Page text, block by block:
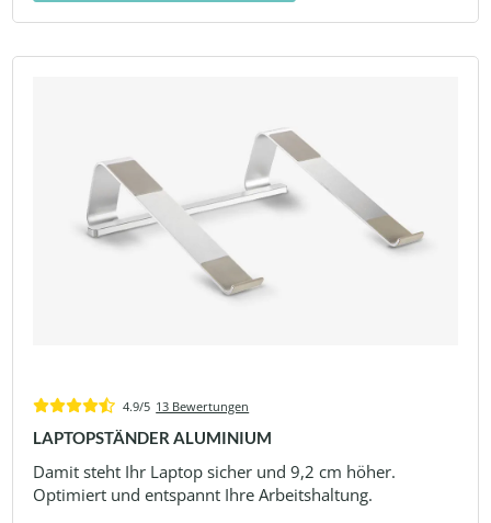
4.9/5 13 Bewertungen
LAPTOPSTÄNDER ALUMINIUM
Damit steht Ihr Laptop sicher und 9,2 cm höher.
Optimiert und entspannt Ihre Arbeitshaltung.